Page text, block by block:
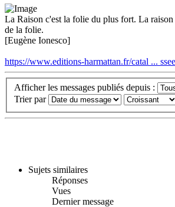
La Raison c'est la folie du plus fort. La
de la folie.
[Eugène Ionesco]
https://www.editions-harmattan.fr/catal ...
Afficher les messages publiés depuis :
Trier par
Sujets similaires
Réponses
Vues
Dernier message